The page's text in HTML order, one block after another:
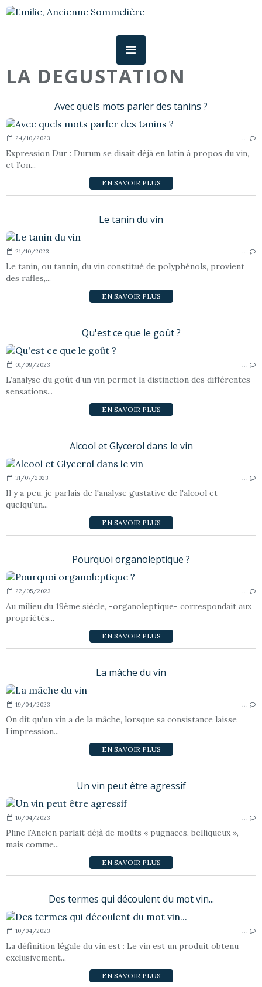
LA DEGUSTATION
Avec quels mots parler des tanins ?
24/10/2023 …
Expression Dur : Durum se disait déjà en latin à propos du vin,
et l’on...
EN SAVOIR PLUS
Le tanin du vin
21/10/2023 …
Le tanin, ou tannin, du vin constitué de polyphénols, provient
des rafles,...
EN SAVOIR PLUS
Qu'est ce que le goût ?
01/09/2023 …
L’analyse du goût d’un vin permet la distinction des différentes
sensations...
EN SAVOIR PLUS
Alcool et Glycerol dans le vin
31/07/2023 …
Il y a peu, je parlais de l'analyse gustative de l'alcool et
quelqu'un...
EN SAVOIR PLUS
Pourquoi organoleptique ?
22/05/2023 …
Au milieu du 19ème siècle, -organoleptique- correspondait aux
propriétés...
EN SAVOIR PLUS
La mâche du vin
19/04/2023 …
On dit qu’un vin a de la mâche, lorsque sa consistance laisse
l’impression...
EN SAVOIR PLUS
Un vin peut être agressif
16/04/2023 …
Pline l'Ancien parlait déjà de moûts « pugnaces, belliqueux »,
mais comme...
EN SAVOIR PLUS
Des termes qui découlent du mot vin...
10/04/2023 …
La définition légale du vin est : Le vin est un produit obtenu
exclusivement...
EN SAVOIR PLUS